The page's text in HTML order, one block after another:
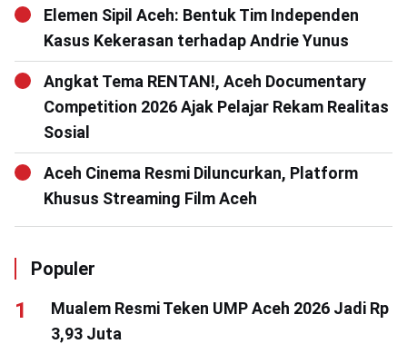
Elemen Sipil Aceh: Bentuk Tim Independen
Kasus Kekerasan terhadap Andrie Yunus
Angkat Tema RENTAN!, Aceh Documentary
Competition 2026 Ajak Pelajar Rekam Realitas
Sosial
Aceh Cinema Resmi Diluncurkan, Platform
Khusus Streaming Film Aceh
Populer
Mualem Resmi Teken UMP Aceh 2026 Jadi Rp
3,93 Juta